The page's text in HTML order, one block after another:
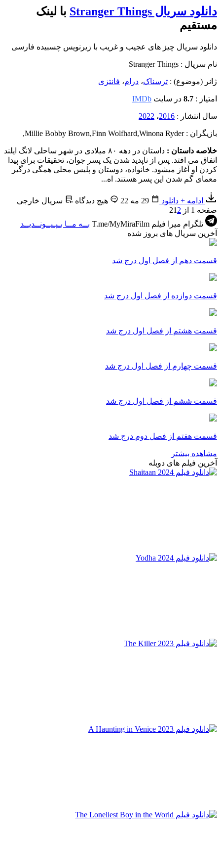
دانلود سریال Stranger Things
با لینک
مستقیم
دانلود سریال چیز های عجیب و غریب با زیرنویس چسبیده فارسی
نام سریال : Stranger Things
ژانر (موضوع) : ترسناک، درام، فانتزی
امتیاز : 8.7 در سایت IMDb
سال انتشار : 2016، 2022
بازیگران : Millie Bobby Brown ,Finn Wolfhard,Winona Ryder
,
خلاصه داستان :
داستان در دهه ۸۰ میلادی در شهر ساحلی لانگ ایلند
اتفاق می افتد. پس از ناپدید شدن یک پسر جوان، تحقیقات برای پیدا
کردن او آغاز میشود. خانواده، دوستان و پلیس محلی همگی درگیر
معمای گم شدن این پسر هستند. اه...
ادامه + دانلود هیچ دیدگاه
سریال خارجی
صفحه 1 از 2
1 2
تلگرام میرا فیلم T.me/MyMiraFilm بــه مــا بـپـیــونــدیــد
آخرین سریال های بروز شده
قسمت دهم از فصل اول درج شد
قسمت دوازده از فصل اول درج شد
قسمت هشتم از فصل اول درج شد
قسمت چهارم از فصل اول درج شد
قسمت ششم از فصل اول درج شد
قسمت هفتم از فصل دوم درج شد
مشاهده بیشتر
آخرین فیلم های دوبله